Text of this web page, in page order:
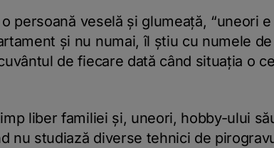
persoană veselă și glumeață, “uneori e
și nu numai, îl știu cu numele de
de fiecare dată când situația o
liber familiei și, uneori, hobby-ului
nu studiază diverse tehnici de